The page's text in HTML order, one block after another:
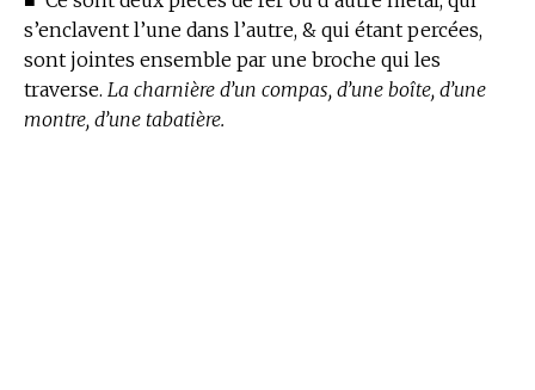
s’enclavent l’une dans l’autre, & qui étant percées,
sont jointes ensemble par une broche qui les
traverse. La charnière d’un compas, d’une boîte, d’une
montre, d’une tabatière.